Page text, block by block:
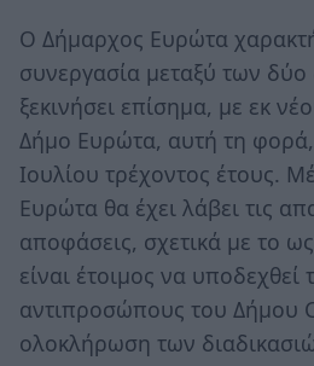
Ο Δήμαρχος Ευρώτα
συνεργασία μεταξύ των
ξεκινήσει επίσημα, με εκ
Δήμο Ευρώτα, αυτή τη
Ιουλίου τρέχοντος έτους.
Ευρώτα θα έχει λάβει τις
αποφάσεις, σχετικά με το
είναι έτοιμος να υποδεχθεί
αντιπροσώπους του Δήμου
ολοκλήρωση των